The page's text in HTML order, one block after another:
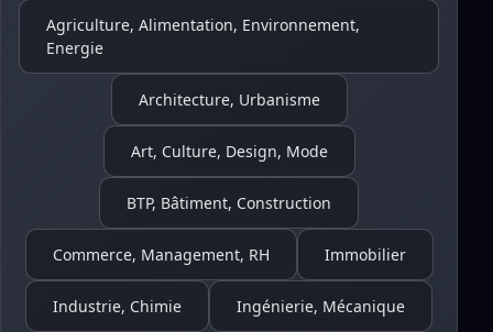
Agriculture, Alimentation, Environnement,
Energie
Architecture, Urbanisme
Art, Culture, Design, Mode
BTP, Bâtiment, Construction
Commerce, Management, RH Immobilier
Industrie, Chimie Ingénierie, Mécanique